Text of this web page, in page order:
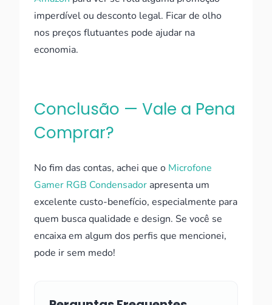
imperdível ou desconto legal. Ficar de olho
nos preços flutuantes pode ajudar na
economia.
Conclusão — Vale a Pena
Comprar?
No fim das contas, achei que o Microfone
Gamer RGB Condensador apresenta um
excelente custo-benefício, especialmente para
quem busca qualidade e design. Se você se
encaixa em algum dos perfis que mencionei,
pode ir sem medo!